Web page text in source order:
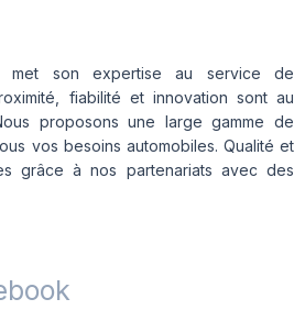
met son expertise au service de
fiabilité et innovation sont au
proposons une large gamme de
vos besoins automobiles. Qualité et
grâce à nos partenariats avec des